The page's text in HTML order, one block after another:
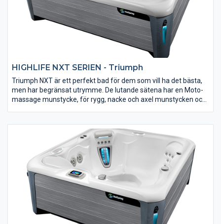
HIGHLIFE NXT SERIEN - Triumph
Triumph NXT är ett perfekt bad för dem som vill ha det bästa,
men har begränsat utrymme. De lutande sätena har en Moto-
massage munstycke, för rygg, nacke och axel munstycken och
HotSpring-serien. HotSpring är enligt vår uppfattning det bästa
badet på den svenska marknaden.